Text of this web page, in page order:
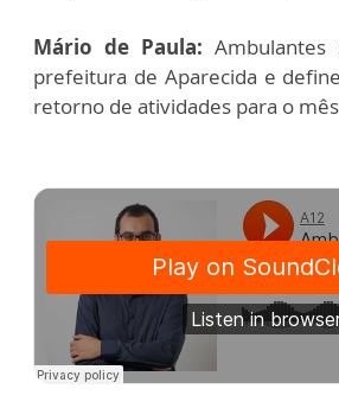
Mário de Paula:
prefeitura de Aparecida e
retorno de atividades para o